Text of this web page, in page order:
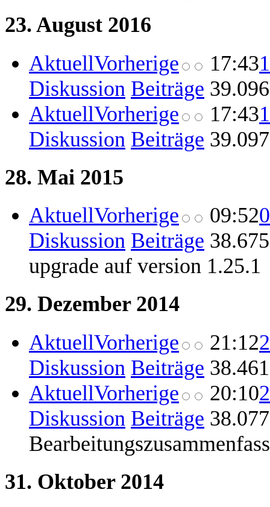
23. August 2016
AktuellVorherige 17:43
Diskussion Beiträge
AktuellVorherige 17:43
Diskussion Beiträge
28. Mai 2015
AktuellVorherige 09:52
Diskussion Beiträge
upgrade auf version 1.25.1
29. Dezember 2014
AktuellVorherige 21:12
Diskussion Beiträge
AktuellVorherige 20:10
Diskussion Beiträge
31. Oktober 2014